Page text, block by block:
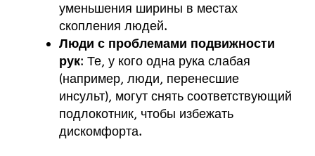
уменьшения ширины в местах
скопления людей.
Люди с проблемами подвижности
рук: Те, у кого одна рука слабая
(например, люди, перенесшие
инсульт), могут снять соответствующий
подлокотник, чтобы избежать
дискомфорта.